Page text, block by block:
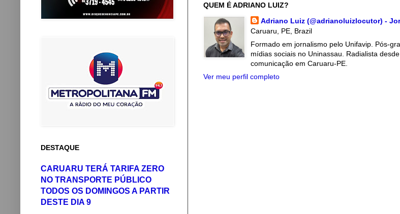
QUEM É ADRIANO LUIZ?
Adriano Luiz (@adrianoluizlocutor) -
Caruaru, PE, Brazil
Formado em jornalismo pelo Unifavip. Pós-
mídias sociais no Uninassau. Radialista
comunicação em Caruaru-PE.
Ver meu perfil completo
DESTAQUE
CARUARU TERÁ TARIFA ZERO
NO TRANSPORTE PÚBLICO
TODOS OS DOMINGOS A PARTIR
DESTE DIA 9